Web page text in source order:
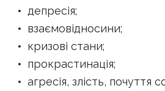
депресія;
взаємовідносини;
кризові стани;
прокрастинація;
агресія, злість, почуття